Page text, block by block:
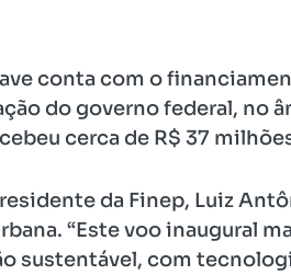
conta com o
do governo federal, no
cerca de R$ 37
da Finep, Luiz
“Este voo inaugural
sustentável, com